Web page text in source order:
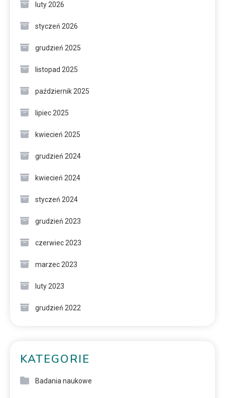
luty 2026
styczeń 2026
grudzień 2025
listopad 2025
październik 2025
lipiec 2025
kwiecień 2025
grudzień 2024
kwiecień 2024
styczeń 2024
grudzień 2023
czerwiec 2023
marzec 2023
luty 2023
grudzień 2022
KATEGORIE
Badania naukowe